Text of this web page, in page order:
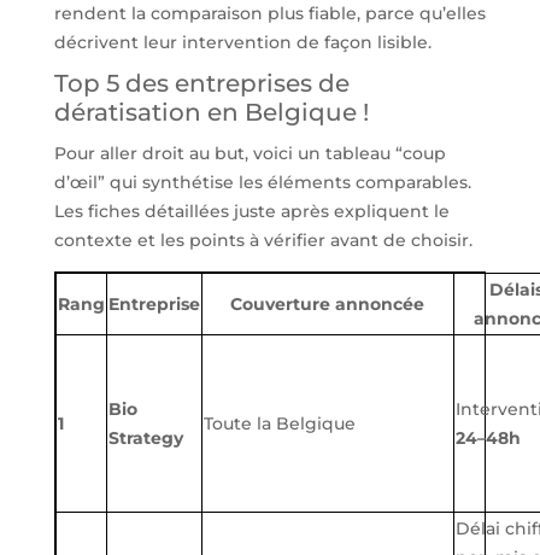
rendent la comparaison plus fiable, parce qu’elles
décrivent leur intervention de façon lisible.
Top 5 des entreprises de
dératisation en Belgique !
Pour aller droit au but, voici un tableau “coup
d’œil” qui synthétise les éléments comparables.
Les fiches détaillées juste après expliquent le
contexte et les points à vérifier avant de choisir.
Rang Entreprise Couverture annoncée
1
Bio
Strategy
Toute la Belgique
24–48h
Délai